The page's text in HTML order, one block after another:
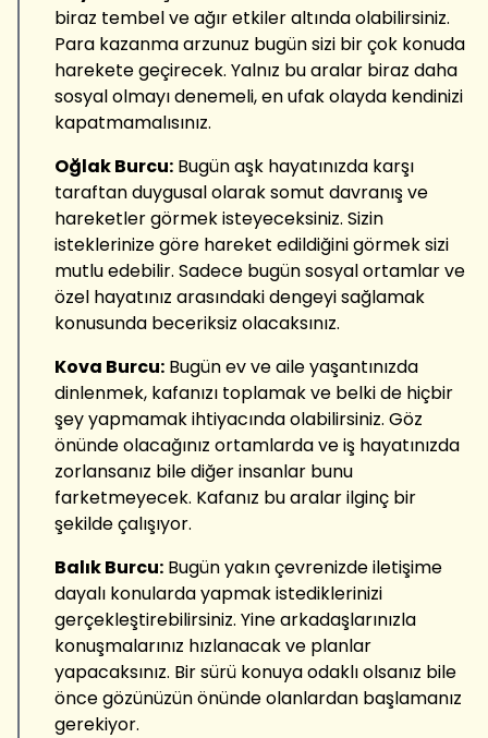
biraz tembel ve ağır etkiler altında olabilirsiniz.
Para kazanma arzunuz bugün sizi bir çok konuda
harekete geçirecek. Yalnız bu aralar biraz daha
sosyal olmayı denemeli, en ufak olayda kendinizi
kapatmamalısınız.
Oğlak Burcu: Bugün aşk hayatınızda karşı
taraftan duygusal olarak somut davranış ve
hareketler görmek isteyeceksiniz. Sizin
isteklerinize göre hareket edildiğini görmek sizi
mutlu edebilir. Sadece bugün sosyal ortamlar ve
özel hayatınız arasındaki dengeyi sağlamak
konusunda beceriksiz olacaksınız.
Kova Burcu: Bugün ev ve aile yaşantınızda
dinlenmek, kafanızı toplamak ve belki de hiçbir
şey yapmamak ihtiyacında olabilirsiniz. Göz
önünde olacağınız ortamlarda ve iş hayatınızda
zorlansanız bile diğer insanlar bunu
farketmeyecek. Kafanız bu aralar ilginç bir
şekilde çalışıyor.
Balık Burcu: Bugün yakın çevrenizde iletişime
dayalı konularda yapmak istediklerinizi
gerçekleştirebilirsiniz. Yine arkadaşlarınızla
konuşmalarınız hızlanacak ve planlar
yapacaksınız. Bir sürü konuya odaklı olsanız bile
önce gözünüzün önünde olanlardan başlamanız
gerekiyor.